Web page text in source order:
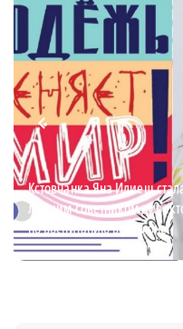
Кстовчанка Яна Илиеш
лучшим советником
по воспитанию в регионе